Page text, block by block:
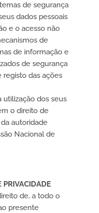
de segurança
dados pessoais
e o acesso não
de
de informação e
de segurança
das ações
utilização dos seus
o direito de
autoridade
Nacional de
PRIVACIDADE
de, a todo o
presente